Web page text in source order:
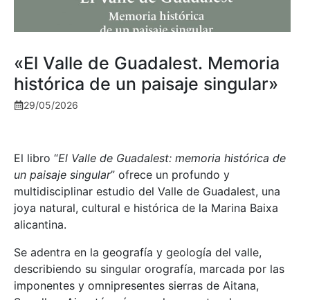
«El Valle de Guadalest. Memoria
histórica de un paisaje singular»
29/05/2026
El libro “El Valle de Guadalest: memoria histórica de
un paisaje singular” ofrece un profundo y
multidisciplinar estudio del Valle de Guadalest, una
joya natural, cultural e histórica de la Marina Baixa
alicantina.
Se adentra en la geografía y geología del valle,
describiendo su singular orografía, marcada por las
imponentes y omnipresentes sierras de Aitana,